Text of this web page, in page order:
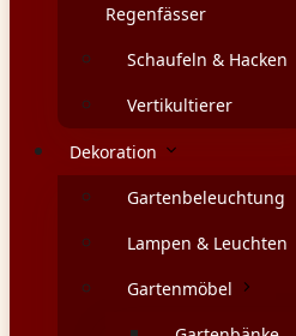
Regenfässer
Schaufeln & Hacken
Vertikultierer
Dekoration
Gartenbeleuchtung
Lampen & Leuchten
Gartenmöbel